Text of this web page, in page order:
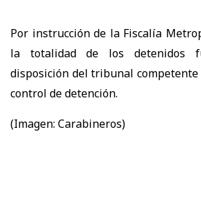
Por instrucción de la Fiscalía
la totalidad de los detenidos
disposición del tribunal
control de detención.
(Imagen: Carabineros)